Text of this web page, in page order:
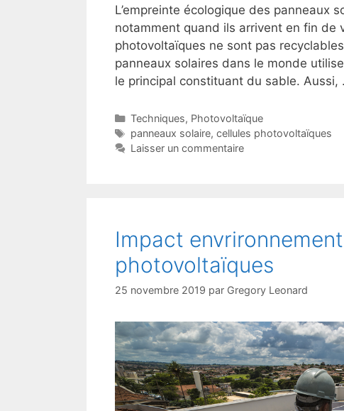
L’empreinte écologique des panneaux
notamment quand ils arrivent en fin de
photovoltaïques ne sont pas
panneaux solaires dans le monde
le principal constituant du sable. Aussi,
Catégories
Techniques, Photovoltaïque
Étiquettes
panneaux solaire, cellules photovoltaïques
Laisser un commentaire
Impact
photovoltaïques
25 novembre 2019 par Gregory Leonard